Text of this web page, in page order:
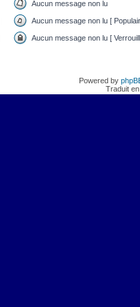
Aucun message non lu
Aucun message non lu [
Aucun message non lu [
Powered by
Traduit